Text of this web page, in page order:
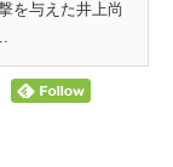
を与えた井上尚